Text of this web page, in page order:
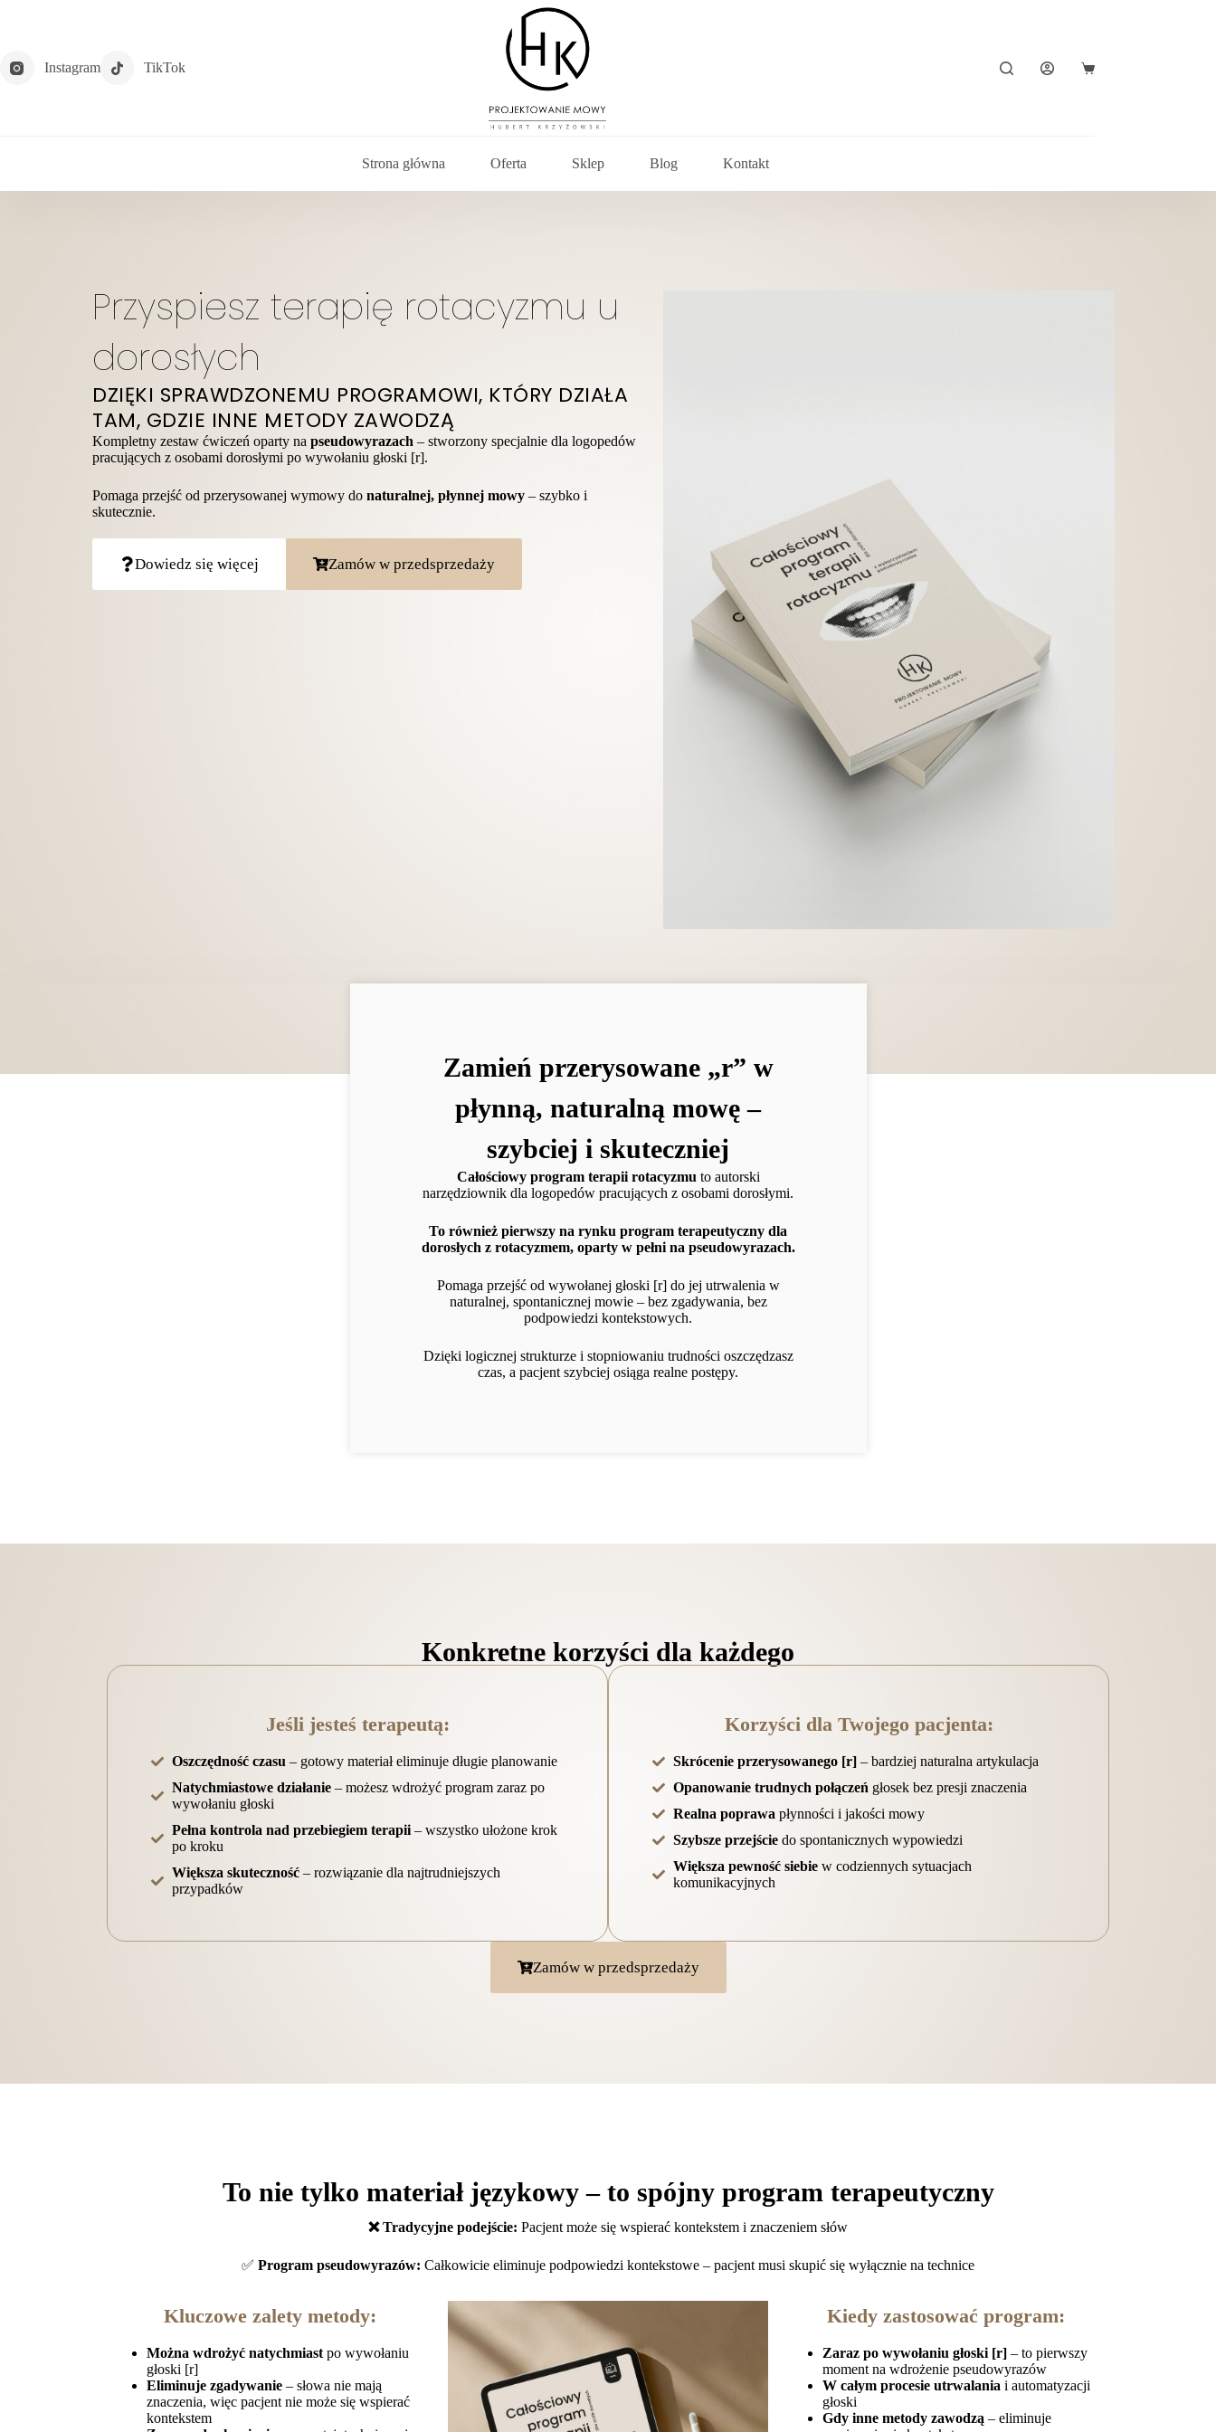
Instagram TikTok
Strona główna Oferta Sklep Blog Kontakt
Przyspiesz terapię rotacyzmu u
dorosłych
DZIĘKI SPRAWDZONEMU PROGRAMOWI, KTÓRY DZIAŁA
TAM, GDZIE INNE METODY ZAWODZĄ
Kompletny zestaw ćwiczeń oparty na pseudowyrazach – stworzony specjalnie dla logopedów
pracujących z osobami dorosłymi po wywołaniu głoski [r].
Pomaga przejść od przerysowanej wymowy do naturalnej, płynnej mowy – szybko i
skutecznie.
Dowiedz się więcej Zamów w przedsprzedaży
Zamień przerysowane „r” w
płynną, naturalną mowę –
szybciej i skuteczniej
Całościowy program terapii rotacyzmu to autorski
narzędziownik dla logopedów pracujących z osobami dorosłymi.
To również pierwszy na rynku program terapeutyczny dla
dorosłych z rotacyzmem, oparty w pełni na pseudowyrazach.
Pomaga przejść od wywołanej głoski [r] do jej utrwalenia w
naturalnej, spontanicznej mowie – bez zgadywania, bez
podpowiedzi kontekstowych.
Dzięki logicznej strukturze i stopniowaniu trudności oszczędzasz
czas, a pacjent szybciej osiąga realne postępy.
Konkretne korzyści dla każdego
Jeśli jesteś terapeutą:
Oszczędność czasu – gotowy materiał eliminuje długie planowanie
Natychmiastowe działanie– możesz wdrożyć program zaraz po
wywołaniu głoski
Pełna kontrola nad przebiegiem terapii– wszystko ułożone krok
po kroku
Większa skuteczność– rozwiązanie dla najtrudniejszych
przypadków
Korzyści dla Twojego pacjenta:
Skrócenie przerysowanego [r]– bardziej naturalna artykulacja
Opanowanie trudnych połączeń głosek bez presji znaczenia
Realna poprawa płynności i jakości mowy
Szybsze przejściedo spontanicznych wypowiedzi
Większa pewność siebiew codziennych sytuacjach
komunikacyjnych
Zamów w przedsprzedaży
To nie tylko materiał językowy – to spójny program terapeutyczny
❌ Tradycyjne podejście: Pacjent może się wspierać kontekstem i znaczeniem słów
✅ Program pseudowyrazów: Całkowicie eliminuje podpowiedzi kontekstowe – pacjent musi skupić się wyłącznie na technice
Kluczowe zalety metody:
Można wdrożyć natychmiast po wywołaniu
głoski [r]
Eliminuje zgadywanie – słowa nie mają
znaczenia, więc pacjent nie może się wspierać
kontekstem
Kiedy zastosować program:
Zaraz po wywołaniu głoski [r]– to pierwszy
moment na wdrożenie pseudowyrazów
W całym procesie utrwalania i automatyzacji
głoski
Gdy inne metody zawodzą – eliminuje